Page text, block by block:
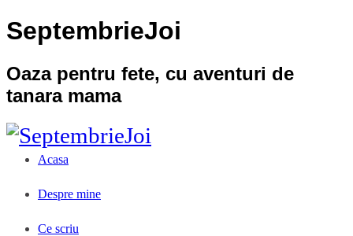
SeptembrieJoi
Oaza pentru fete, cu aventuri de
tanara mama
Acasa
Despre mine
Ce scriu